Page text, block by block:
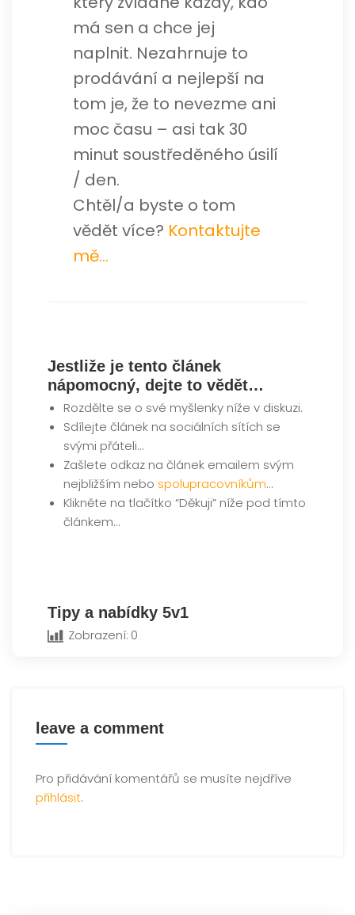
má sen a chce jej
naplnit. Nezahrnuje to
prodávání a nejlepší na
tom je, že to nevezme ani
moc času – asi tak 30
minut soustředěného úsilí
/ den.
Chtěl/a byste o tom
vědět více? Kontaktujte
mě…
Jestliže je tento článek
nápomocný, dejte to vědět…
Rozdělte se o své myšlenky níže v diskuzi.
Sdílejte článek na sociálních sítích se
svými přáteli…
Zašlete odkaz na článek emailem svým
nejbližším nebo spolupracovníkům…
Klikněte na tlačítko “Děkuji” níže pod tímto
článkem…
Tipy a nabídky 5v1
Zobrazení: 0
leave a comment
Pro přidávání komentářů se musíte nejdříve
přihlásit.